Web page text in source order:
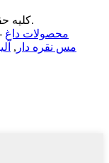
© Copyright - 2010-2022: کلیه حقوق محفوظ است.
محصولات داغ
مس نقره دار ,